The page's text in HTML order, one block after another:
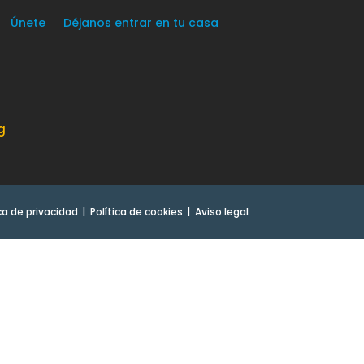
Únete Déjanos entrar en tu casa
de privacidad Política de cookies Aviso legal